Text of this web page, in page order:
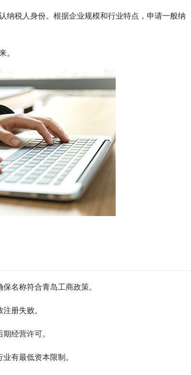
纳税人身份。根据企业规模和行业特点，申请一般纳
。
名称符合青岛工商政策。
册失败。
经营许可。
有最低资本限制。